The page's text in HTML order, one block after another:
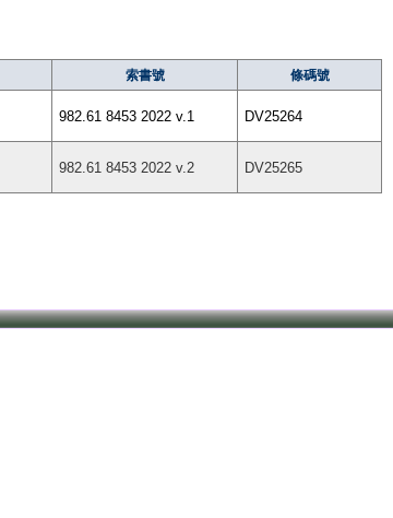
索書號 條碼號
982.61 8453 2022 v.1 DV25264
982.61 8453 2022 v.2 DV25265